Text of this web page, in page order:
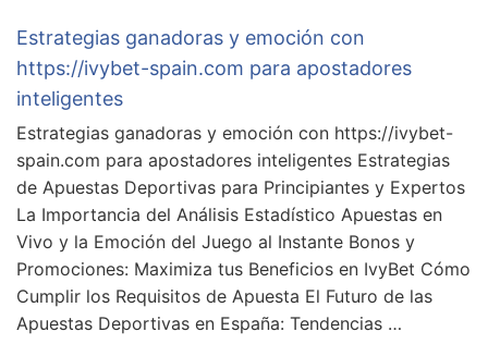
Estrategias ganadoras y emoción con
https://ivybet-spain.com para apostadores
inteligentes
Estrategias ganadoras y emoción con https://ivybet-
spain.com para apostadores inteligentes Estrategias
de Apuestas Deportivas para Principiantes y Expertos
La Importancia del Análisis Estadístico Apuestas en
Vivo y la Emoción del Juego al Instante Bonos y
Promociones: Maximiza tus Beneficios en IvyBet Cómo
Cumplir los Requisitos de Apuesta El Futuro de las
Apuestas Deportivas en España: Tendencias …